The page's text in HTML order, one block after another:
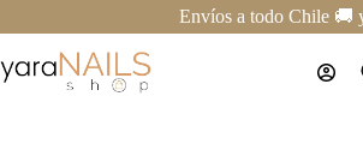
al
contenido
Envíos a todo Chile 🚚 y